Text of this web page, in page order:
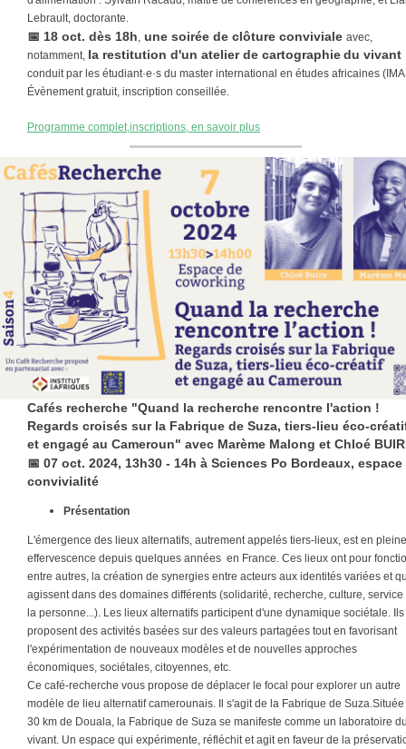
Lebrault, doctorante.
📅 18 oct. dès 18h, une soirée de clôture conviviale avec,
notamment, la restitution d'un atelier de cartographiedu vivant
conduit par les étudiant·e·s du master international en études africaines
Évènement gratuit, inscription conseillée.
Programme complet,inscriptions, en savoir plus
Cafés recherche "Quand la recherche rencontre l'action !
Regards croisés sur la Fabrique de Suza, tiers-lieu éco-
et engagé au Cameroun" avec Marème Malong et Chloé
📅 07 oct. 2024, 13h30 - 14h à Sciences Po Bordeaux, espace
convivialité
Présentation
L'émergence des lieux alternatifs, autrement appelés tiers-lieux, est en pleine
effervescence depuis quelques années en France. Ces lieux ont pour
entre autres, la création de synergies entre acteurs aux identités variées et
agissent dans des domaines différents (solidarité, recherche, culture, service
la personne...). Les lieux alternatifs participent d'une dynamique sociétale. Ils
proposent des activités basées sur des valeurs partagées tout en favorisant
l'expérimentation de nouveaux modèles et de nouvelles approches
économiques, sociétales, citoyennes, etc.
Ce café-recherche vous propose de déplacer le focal pour explorer un autre
modèle de lieu alternatif camerounais. Il s'agit de la Fabrique de Suza.Située
30 km de Douala, la Fabrique de Suza se manifeste comme un laboratoire
vivant. Un espace qui expérimente, réfléchit et agit en faveur de la